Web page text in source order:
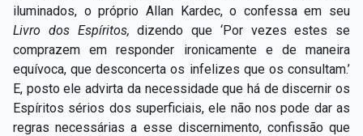
iluminados, o próprio Allan Kardec, o confessa em seu
Livro dos Espíritos,dizendo que ‘Por vezes estes se
comprazem em responder ironicamente e de maneira
equívoca, que desconcerta os infelizes que os consultam.’
E, posto ele advirta da necessidade que há de discernir os
Espíritos sérios dos superficiais, ele não nos pode dar as
regras necessárias a esse discernimento, confissão que